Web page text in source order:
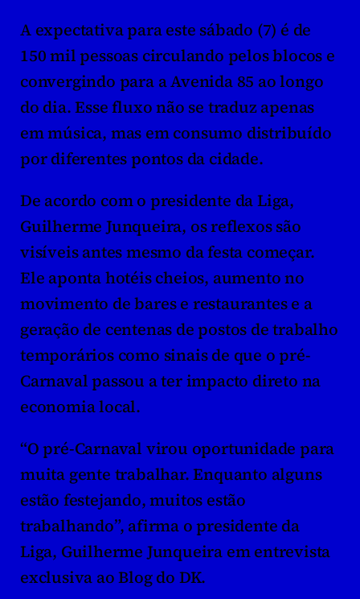
A expectativa para este sábado (7) é de
150 mil pessoas circulando pelos blocos e
convergindo para a Avenida 85 ao longo
do dia. Esse fluxo não se traduz apenas
em música, mas em consumo distribuído
por diferentes pontos da cidade.
De acordo com o presidente da Liga,
Guilherme Junqueira, os reflexos são
visíveis antes mesmo da festa começar.
Ele aponta hotéis cheios, aumento no
movimento de bares e restaurantes e a
geração de centenas de postos de trabalho
temporários como sinais de que o pré-
Carnaval passou a ter impacto direto na
economia local.
“O pré-Carnaval virou oportunidade para
muita gente trabalhar. Enquanto alguns
estão festejando, muitos estão
trabalhando”, afirma o presidente da
Liga, Guilherme Junqueira em entrevista
exclusiva ao Blog do DK.